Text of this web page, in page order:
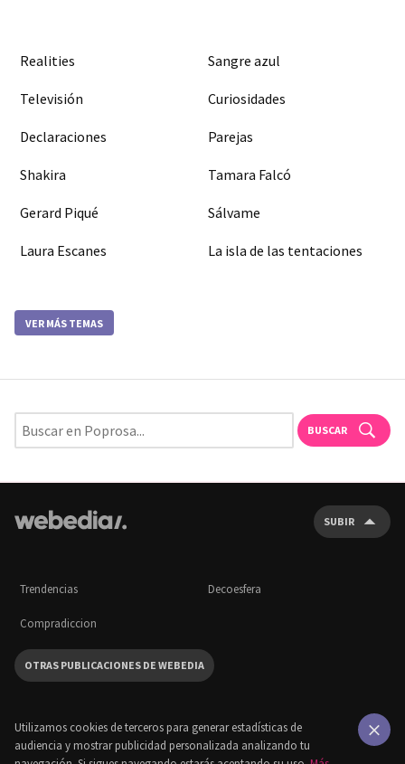
Realities Sangre azul
Televisión Curiosidades
Declaraciones Parejas
Shakira Tamara Falcó
Gerard Piqué Sálvame
Laura Escanes La isla de las tentaciones
VER MÁS TEMAS
BUSCAR
SUBIR
Trendencias Decoesfera
Compradiccion
OTRAS PUBLICACIONES DE WEBEDIA
Utilizamos cookies de terceros para generar estadísticas de
audiencia y mostrar publicidad personalizada analizando tu